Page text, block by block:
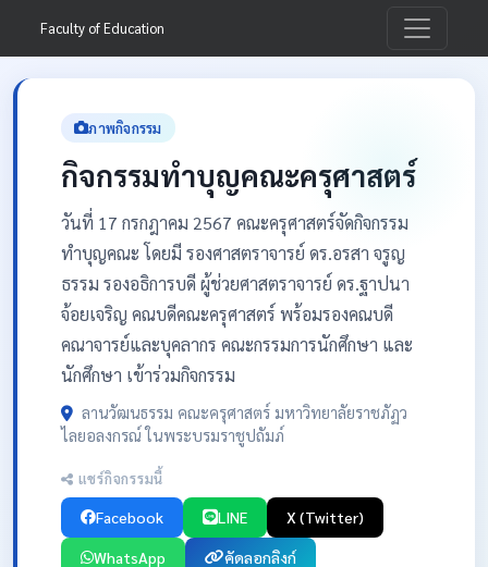
Faculty of Education
ภาพกิจกรรม
กิจกรรมทำบุญคณะครุศาสตร์
วันที่ 17 กรกฎาคม 2567 คณะครุศาสตร์จัดกิจกรรม
ทำบุญคณะ โดยมี รองศาสตราจารย์ ดร.อรสา จรูญ
ธรรม รองอธิการบดี ผู้ช่วยศาสตราจารย์ ดร.ฐาปนา
จ้อยเจริญ คณบดีคณะครุศาสตร์ พร้อมรองคณบดี
คณาจารย์และบุคลากร คณะกรรมการนักศึกษา และ
นักศึกษา เข้าร่วมกิจกรรม
ลานวัฒนธรรม คณะครุศาสตร์ มหาวิทยาลัยราชภัฏว
ไลยอลงกรณ์ ในพระบรมราชูปถัมภ์
แชร์กิจกรรมนี้
Facebook LINE X (Twitter)
WhatsApp คัดลอกลิงก์